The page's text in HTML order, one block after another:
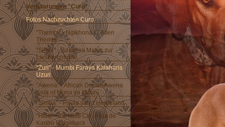
Verpaarungen "Curo"
Fotos Nachzuchten Curo
"Thembi" - Ngikhona C´Atien
Thembi
"Sihmi" - Basihma Malya zur
Liesbergmühle
"Zuri" - Mumbi Faraya Kalaharis
Uzuri
"Awena" - African Dream Awena
Xola of Muna ya Kusini
"Simba" - Paula van 't Heideland
"Hiba" - Int. Multi CH. Hiba de
Karibu Ridgeback